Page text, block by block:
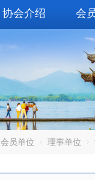
协会介绍 会
会员单位 理事单位